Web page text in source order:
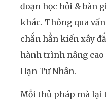
đoạn học hỏi & bàn
khác. Thông qua
chắn hẳn kiến xây
hành trình nâng cao
Hạn Tư Nhân.
Mỗi thủ pháp mà lại